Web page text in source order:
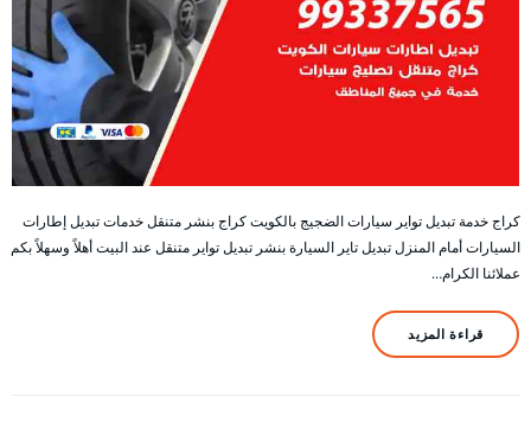
كراج خدمة تبديل تواير سيارات الضجيج بالكويت كراج بنشر متنقل خدمات تبديل إطارات
السيارات أمام المنزل تبديل تاير السيارة بنشر تبديل تواير متنقل عند البيت أهلاً وسهلاً بكم
عملائنا الكرام…
قراءة المزيد